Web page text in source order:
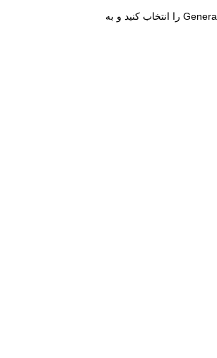
حتما مطمئن باشد که دارید از آخرین نسخه ios استفاده می کنید. برای اطمینان در داشتن آخرین نسخه ios ابتدا به تنظیمات بروید و سپس بخش General را انتخاب کنید و به